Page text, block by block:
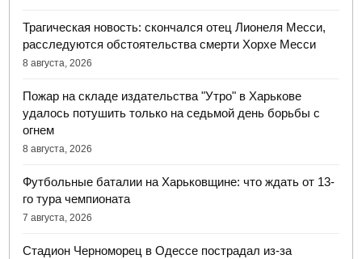
Трагическая новость: скончался отец Лионеля Месси,
расследуются обстоятельства смерти Хорхе Месси
8 августа, 2026
Пожар на складе издательства "Утро" в Харькове
удалось потушить только на седьмой день борьбы с
огнем
8 августа, 2026
Футбольные баталии на Харьковщине: что ждать от 13-
го тура чемпионата
7 августа, 2026
Стадион Черноморец в Одессе пострадал из-за